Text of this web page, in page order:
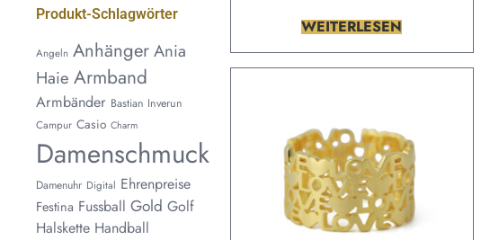
Produkt-Schlagwörter
Angeln AnhängerAnia
Haie Armband
Armbänder Bastian Inverun
Campur Casio Charm
Damenschmuck
Damenuhr Digital Ehrenpreise
Festina Fussball Gold Golf
Halskette Handball
WEITERLESEN